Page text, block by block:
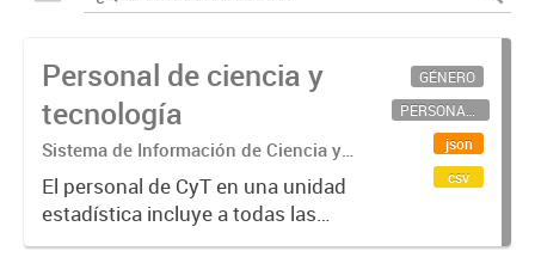
Personal de ciencia y
tecnología
Sistema de Información de Ciencia y
Tecnología Argentino (SICYTAR)
El personal de CyT en una unidad
estadística incluye a todas las
personas involucradas
GÉNERO
PERSONAL CIENTÍFICO-TECNOLÓGICO
json
csv